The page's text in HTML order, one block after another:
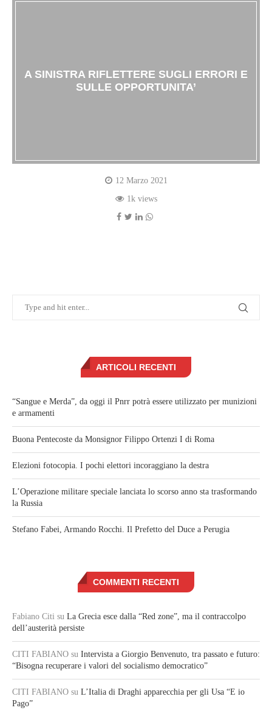
A SINISTRA RIFLETTERE SUGLI ERRORI E
SULLE OPPORTUNITA’
12 Marzo 2021
1k views
ARTICOLI RECENTI
“Sangue e Merda”, da oggi il Pnrr potrà essere utilizzato per munizioni
e armamenti
Buona Pentecoste da Monsignor Filippo Ortenzi I di Roma
Elezioni fotocopia. I pochi elettori incoraggiano la destra
L’Operazione militare speciale lanciata lo scorso anno sta trasformando
la Russia
Stefano Fabei, Armando Rocchi. Il Prefetto del Duce a Perugia
COMMENTI RECENTI
Fabiano Citi su La Grecia esce dalla “Red zone”, ma il contraccolpo
dell’austerità persiste
CITI FABIANO su Intervista a Giorgio Benvenuto, tra passato e futuro:
“Bisogna recuperare i valori del socialismo democratico”
CITI FABIANO su L’Italia di Draghi apparecchia per gli Usa “E io
Pago”